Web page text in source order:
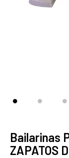
Bailarinas
ZAPATOS